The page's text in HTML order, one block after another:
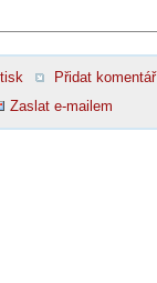
Přidat komentář
Zaslat e-mailem